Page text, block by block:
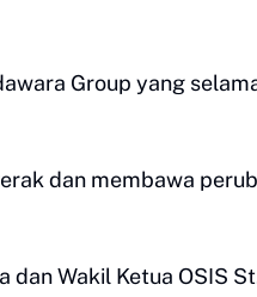
Group yang
dan membawa
dan Wakil Ketua OSIS